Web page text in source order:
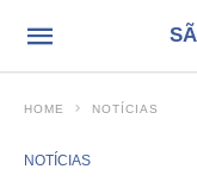
HOME NOTÍCIAS
NOTÍCIAS